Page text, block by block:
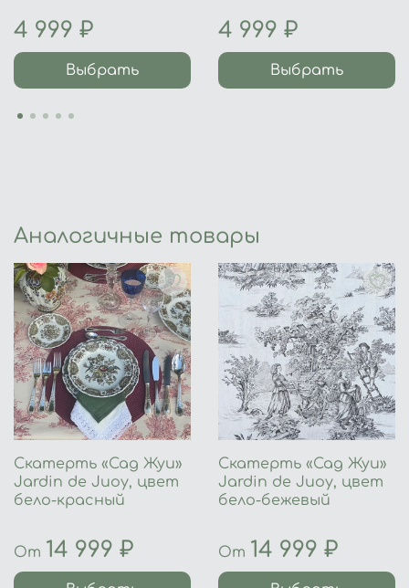
4 999 ₽
Выбрать
4 999 ₽
Выбрать
Аналогичные товары
Скатерть «Сад Жуи»
Jardin de Juoy, цвет
бело-красный
От 14 999 ₽
Скатерть «Сад Жуи»
Jardin de Juoy, цвет
бело-бежевый
От 14 999 ₽